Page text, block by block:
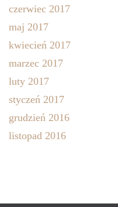
czerwiec 2017
maj 2017
kwiecień 2017
marzec 2017
luty 2017
styczeń 2017
grudzień 2016
listopad 2016